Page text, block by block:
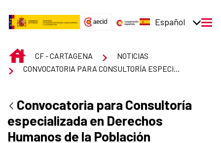
Español
INICIOCF - CARTAGENA
NOTICIAS
CONVOCATORIA PARA CONSULTORÍA ESPECIALIZADA EN DERECHOS HUMANOS DE LA POBLACIÓN AFRODESCENDIENTE
Convocatoria para Consultoría
especializada en Derechos
Humanos de la Población